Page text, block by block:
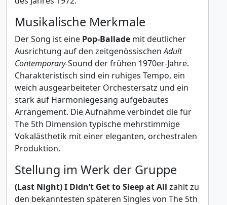
Musikalische Merkmale
Der Song ist eine Pop-Ballade mit deutlicher
Ausrichtung auf den zeitgenössischenAdult
Contemporary-Sound der frühen 1970er-Jahre.
Charakteristisch sind ein ruhiges Tempo, ein
weich ausgearbeiteter Orchestersatz und ein
stark auf Harmoniegesang aufgebautes
Arrangement. Die Aufnahme verbindet die für
The 5th Dimension typische mehrstimmige
Vokalästhetik mit einer eleganten, orchestralen
Produktion.
Stellung im Werk der Gruppe
(Last Night) I Didn’t Get to Sleep at All zählt zu
den bekanntesten späteren Singles von The 5th